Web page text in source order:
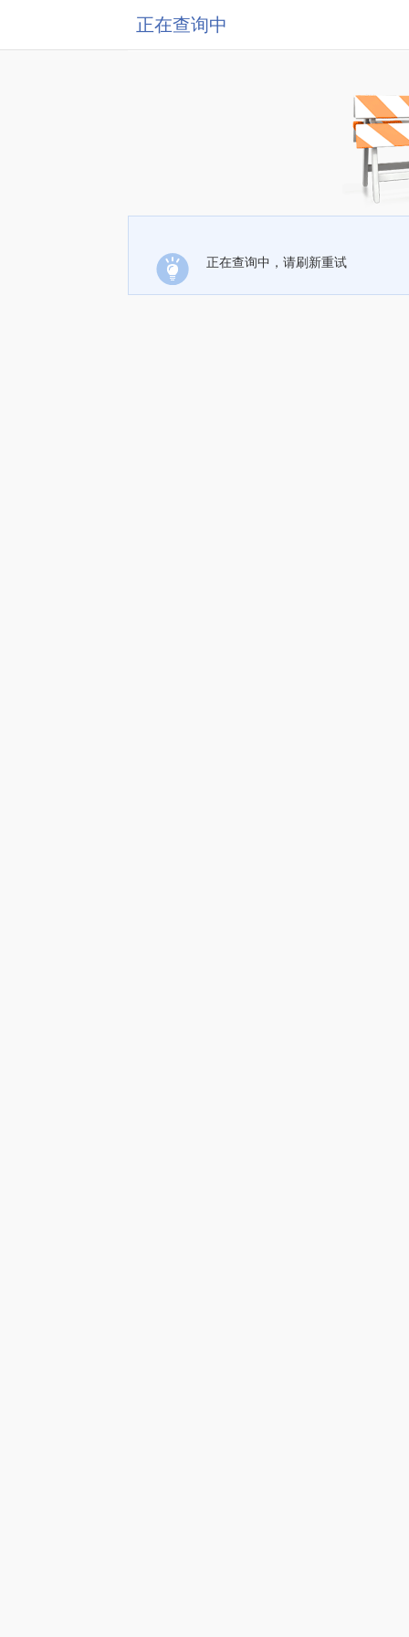
正在查询中
正在查询中，请刷新重试